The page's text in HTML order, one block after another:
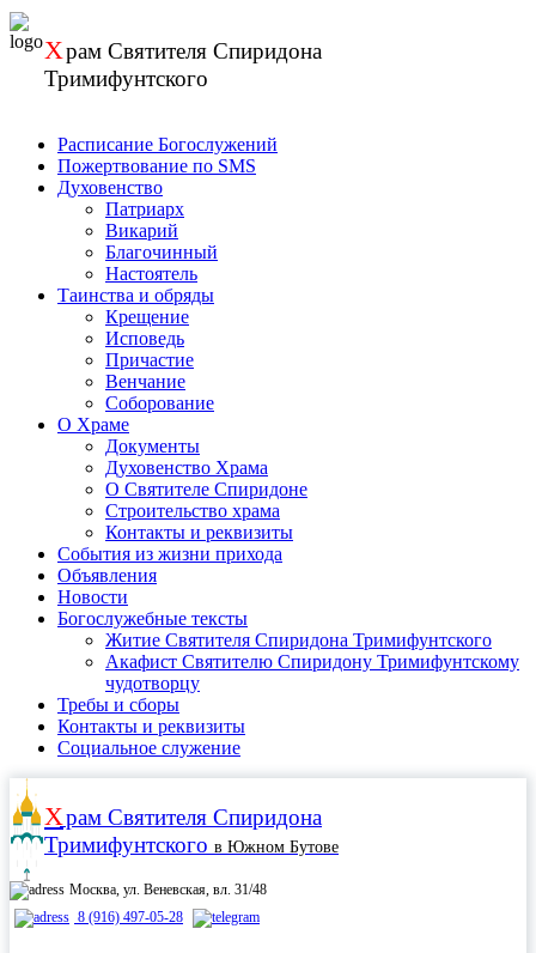
Перейти
к
содержанию
Храм Святителя Спиридона
Тримифунтского
Расписание Богослужений
Пожертвование по SMS
Духовенство
Патриарх
Викарий
Благочинный
Настоятель
Таинства и обряды
Крещение
Исповедь
Причастие
Венчание
Соборование
О Храме
Документы
Духовенство Храма
О Святителе Спиридоне
Строительство храма
Контакты и реквизиты
События из жизни прихода
Объявления
Новости
Богослужебные тексты
Житие Cвятителя Спиридона Тримифунтского
Акафист Cвятителю Спиридону Тримифунтскому
чудотворцу
Требы и сборы
Контакты и реквизиты
Социальное служение
Храм Святителя Спиридона
Тримифунтского в Южном Бутове
Москва, ул. Веневская, вл. 31/48
8 (916) 497-05-28